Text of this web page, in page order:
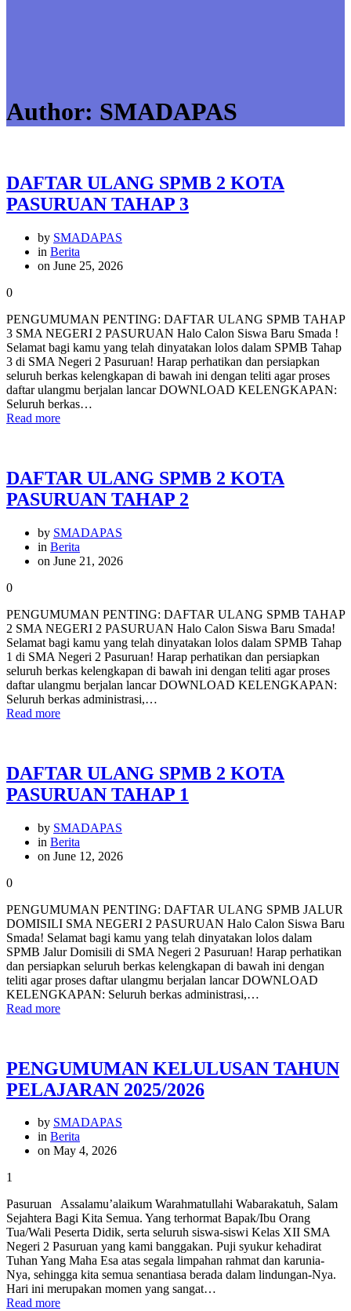
Author: SMADAPAS
DAFTAR ULANG SPMB 2 KOTA
PASURUAN TAHAP 3
by SMADAPAS
in Berita
on June 25, 2026
0
PENGUMUMAN PENTING: DAFTAR ULANG SPMB TAHAP
3 SMA NEGERI 2 PASURUAN Halo Calon Siswa Baru Smada !
Selamat bagi kamu yang telah dinyatakan lolos dalam SPMB Tahap
3 di SMA Negeri 2 Pasuruan! Harap perhatikan dan persiapkan
seluruh berkas kelengkapan di bawah ini dengan teliti agar proses
daftar ulangmu berjalan lancar DOWNLOAD KELENGKAPAN:
Seluruh berkas…
Read more
DAFTAR ULANG SPMB 2 KOTA
PASURUAN TAHAP 2
by SMADAPAS
in Berita
on June 21, 2026
0
PENGUMUMAN PENTING: DAFTAR ULANG SPMB TAHAP
2 SMA NEGERI 2 PASURUAN Halo Calon Siswa Baru Smada!
Selamat bagi kamu yang telah dinyatakan lolos dalam SPMB Tahap
1 di SMA Negeri 2 Pasuruan! Harap perhatikan dan persiapkan
seluruh berkas kelengkapan di bawah ini dengan teliti agar proses
daftar ulangmu berjalan lancar DOWNLOAD KELENGKAPAN:
Seluruh berkas administrasi,…
Read more
DAFTAR ULANG SPMB 2 KOTA
PASURUAN TAHAP 1
by SMADAPAS
in Berita
on June 12, 2026
0
PENGUMUMAN PENTING: DAFTAR ULANG SPMB JALUR
DOMISILI SMA NEGERI 2 PASURUAN Halo Calon Siswa Baru
Smada! Selamat bagi kamu yang telah dinyatakan lolos dalam
SPMB Jalur Domisili di SMA Negeri 2 Pasuruan! Harap perhatikan
dan persiapkan seluruh berkas kelengkapan di bawah ini dengan
teliti agar proses daftar ulangmu berjalan lancar DOWNLOAD
KELENGKAPAN: Seluruh berkas administrasi,…
Read more
PENGUMUMAN KELULUSAN TAHUN
PELAJARAN 2025/2026
by SMADAPAS
in Berita
on May 4, 2026
1
Pasuruan Assalamu’alaikum Warahmatullahi Wabarakatuh, Salam
Sejahtera Bagi Kita Semua. Yang terhormat Bapak/Ibu Orang
Tua/Wali Peserta Didik, serta seluruh siswa-siswi Kelas XII SMA
Negeri 2 Pasuruan yang kami banggakan. Puji syukur kehadirat
Tuhan Yang Maha Esa atas segala limpahan rahmat dan karunia-
Nya, sehingga kita semua senantiasa berada dalam lindungan-Nya.
Hari ini merupakan momen yang sangat…
Read more